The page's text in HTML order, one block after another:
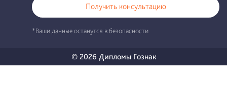
Получить консультацию
*Ваши данные останутся в безопасности
© 2026 Дипломы Гознак